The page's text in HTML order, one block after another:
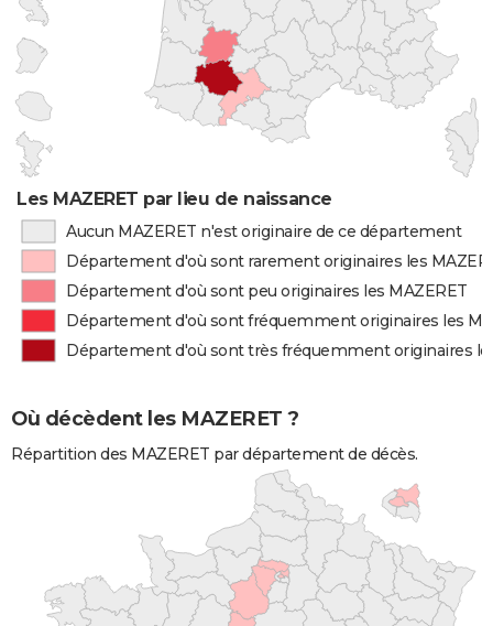
Les MAZERET par lieu de naissance
Aucun MAZERET n'est originaire de ce département
Département d'où sont rarement originaires les
Département d'où sont peu originaires les MAZERET
Département d'où sont fréquemment originaires les
Département d'où sont très fréquemment originaires
Où décèdent les MAZERET ?
Répartition des MAZERET par département de décès.